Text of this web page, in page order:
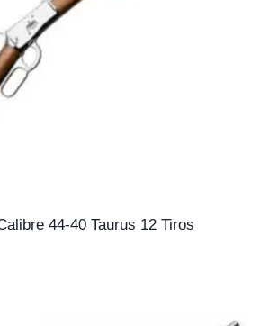
44-40 Taurus 12 Tiros